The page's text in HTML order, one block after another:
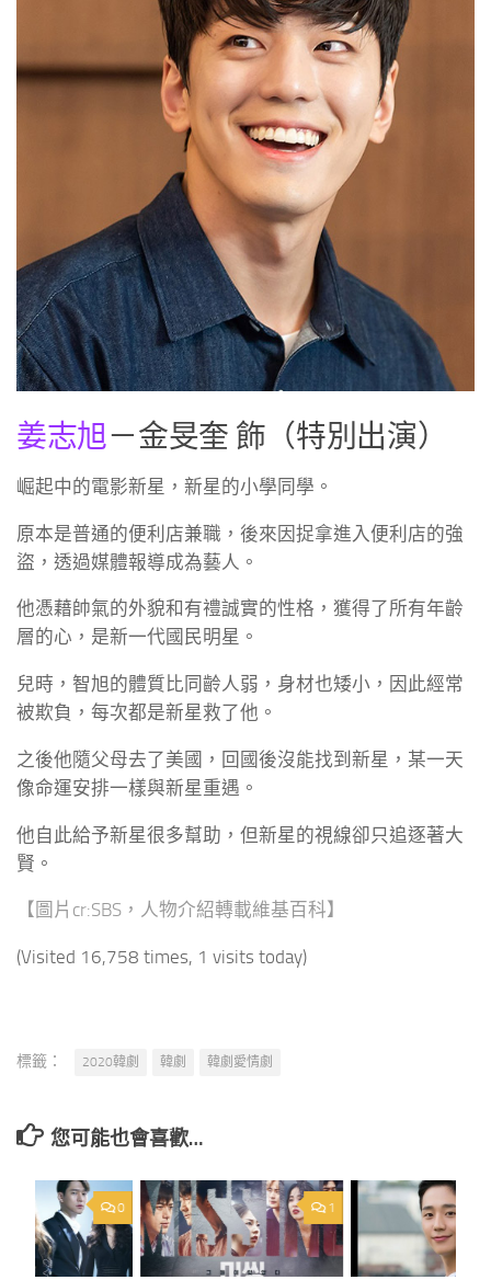
姜志旭－金旻奎 飾（特別出演）
崛起中的電影新星，新星的小學同學。
原本是普通的便利店兼職，後來因捉拿進入便利店的強
盜，透過媒體報導成為藝人。
他憑藉帥氣的外貌和有禮誠實的性格，獲得了所有年齡
層的心，是新一代國民明星。
兒時，智旭的體質比同齡人弱，身材也矮小，因此經常
被欺負，每次都是新星救了他。
之後他隨父母去了美國，回國後沒能找到新星，某一天
像命運安排一樣與新星重遇。
他自此給予新星很多幫助，但新星的視線卻只追逐著大
賢。
【圖片cr:SBS，人物介紹轉載維基百科】
(Visited 16,758 times, 1 visits today)
標籤： 2020韓劇 韓劇 韓劇愛情劇
您可能也會喜歡…
1
0